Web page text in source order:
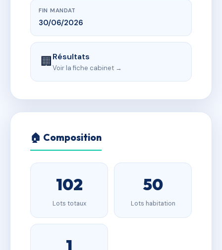
FIN MANDAT
30/06/2026
🏢Résultats
Voir la fiche cabinet →
🏠 Composition
102
Lots totaux
50
Lots habitation
1